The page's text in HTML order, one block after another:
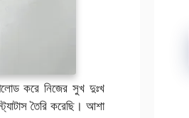
করে নিজের সুখ দুঃখ
তৈরি করেছি। আশা